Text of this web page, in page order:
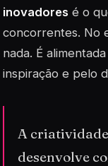
inovadores é o
concorrentes. No
nada. É
inspiração e pelo
A
desenvolve